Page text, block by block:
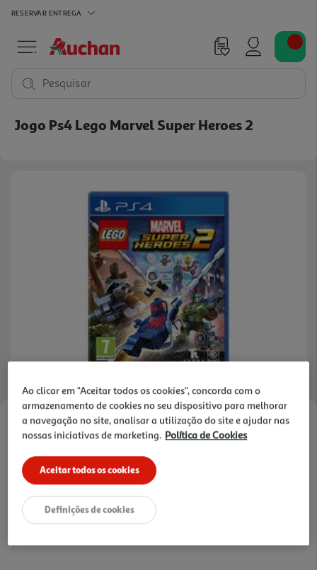
RESERVAR ENTREGA
Pesquisar
Jogo Ps4 Lego Marvel Super Heroes 2
Faça a sua avaliação
19,89 €
Ao clicar em "Aceitar todos os cookies", concorda com o
armazenamento de cookies no seu dispositivo para melhorar
a navegação no site, analisar a utilização do site e ajudar nas
nossas iniciativas de marketing. Política de Cookies
Aceitar todos os cookies
Definições de cookies